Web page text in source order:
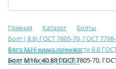
Главная Каталог
Болты
Болт ( 8.8) ГОСТ 7805-70, ГОСТ
931 класс прочности 8.8
Болт М16 класс прочности 8.8
ИСО 4014-2013, DIN 931
Болт М16х 40.88 ГОСТ 7805-70,